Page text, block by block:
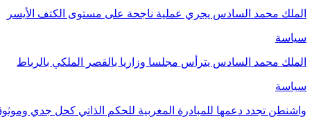
الملك محمد السادس يجري عملية ناجحة على مستوى الكتف الأيسر
سياسة
الملك محمد السادس يترأس مجلسا وزاريا بالقصر الملكي بالرباط
سياسة
واشنطن تجدد دعمها للمبادرة المغربية للحكم الذاتي كحل جدي